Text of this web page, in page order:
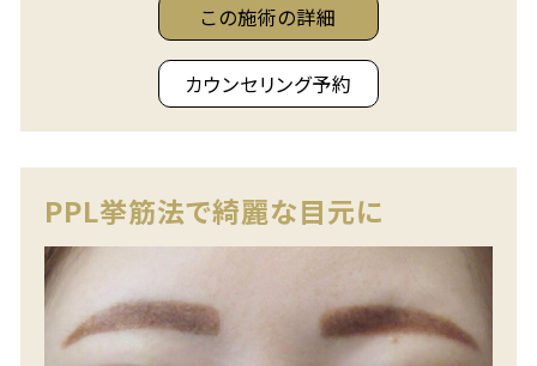
この施術の詳細
カウンセリング予約
PPL挙筋法で綺麗な目元に